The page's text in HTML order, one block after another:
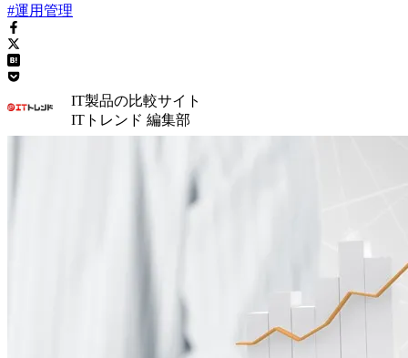
#運用管理
IT製品の比較サイト
ITトレンド 編集部